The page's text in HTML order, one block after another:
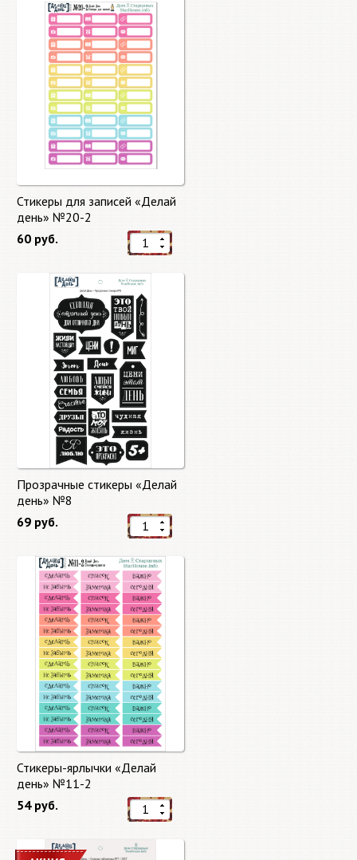
Стикеры для записей «Делай
день» №20-2
60 руб.
Прозрачные стикеры «Делай
день» №8
69 руб.
Стикеры-ярлычки «Делай
день» №11-2
54 руб.